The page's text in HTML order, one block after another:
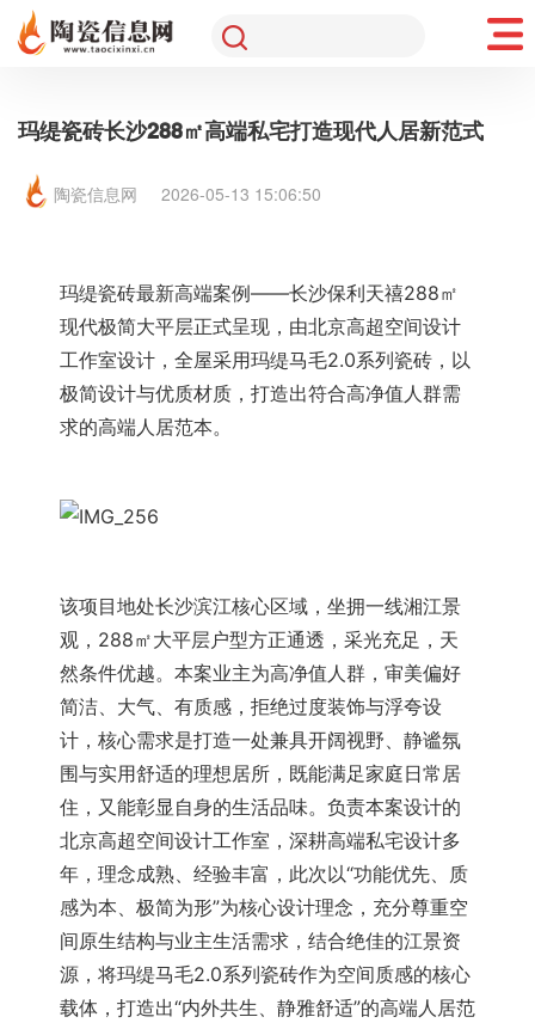
玛缇瓷砖长沙288㎡高端私宅打造现代人居新范式
陶瓷信息网 2026-05-13 15:06:50
玛缇瓷砖最新高端案例——长沙保利天禧288㎡
现代极简大平层正式呈现，由北京高超空间设计
工作室设计，全屋采用玛缇马毛2.0系列瓷砖，以
极简设计与优质材质，打造出符合高净值人群需
求的高端人居范本。
该项目地处长沙滨江核心区域，坐拥一线湘江景
观，288㎡大平层户型方正通透，采光充足，天
然条件优越。本案业主为高净值人群，审美偏好
简洁、大气、有质感，拒绝过度装饰与浮夸设
计，核心需求是打造一处兼具开阔视野、静谧氛
围与实用舒适的理想居所，既能满足家庭日常居
住，又能彰显自身的生活品味。负责本案设计的
北京高超空间设计工作室，深耕高端私宅设计多
年，理念成熟、经验丰富，此次以“功能优先、质
感为本、极简为形”为核心设计理念，充分尊重空
间原生结构与业主生活需求，结合绝佳的江景资
源，将玛缇马毛2.0系列瓷砖作为空间质感的核心
载体，打造出“内外共生、静雅舒适”的高端人居范